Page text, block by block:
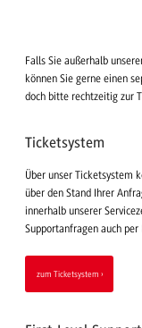
Falls Sie außerhalb
können Sie gerne einen
doch bitte rechtzeitig zur
Ticketsystem
Über unser Ticketsystem
über den Stand Ihrer
innerhalb unserer
Supportanfragen auch per
zum Ticketsystem